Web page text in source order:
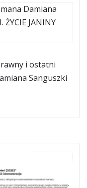
Damiana
ŻYCIE JANINY
i ostatni
Sanguszki